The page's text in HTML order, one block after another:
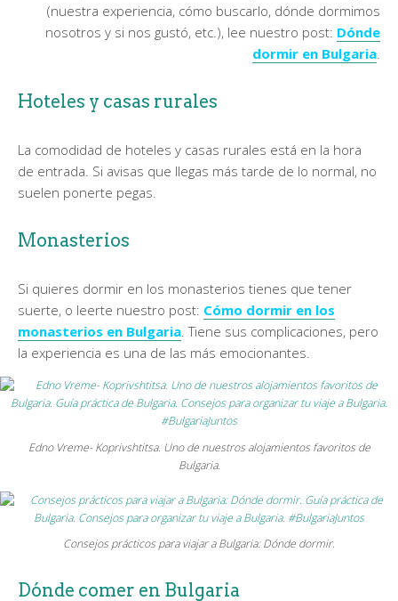
(nuestra experiencia, cómo buscarlo, dónde dormimos
nosotros y si nos gustó, etc.), lee nuestro post: Dónde
dormir en Bulgaria.
Hoteles y casas rurales
La comodidad de hoteles y casas rurales está en la hora
de entrada. Si avisas que llegas más tarde de lo normal, no
suelen ponerte pegas.
Monasterios
Si quieres dormir en los monasterios tienes que tener
suerte, o leerte nuestro post: Cómo dormir en los
monasterios en Bulgaria. Tiene sus complicaciones, pero
la experiencia es una de las más emocionantes.
Edno Vreme- Koprivshtitsa. Uno de nuestros alojamientos favoritos de
Bulgaria.
Consejos prácticos para viajar a Bulgaria: Dónde dormir.
Dónde comer en Bulgaria